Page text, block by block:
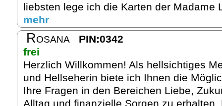
liebsten lege ich die Karten der Madame
mehr
Rosana
PIN:0342
frei
Herzlich Willkommen! Als hellsichtiges
und Hellseherin biete ich Ihnen die
Ihre Fragen in den Bereichen Liebe,
Alltag und finanzielle Sorgen zu erhalten.